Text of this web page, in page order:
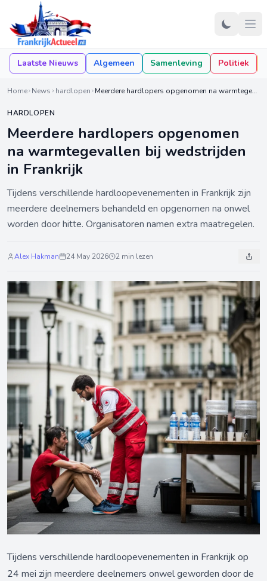
Laatste Nieuws Algemeen Samenleving Politiek
Home News hardlopen Meerdere hardlopers opgenomen na warmtegevallen bij wedstrijden in Frankrijk
HARDLOPEN
Meerdere hardlopers opgenomen
na warmtegevallen bij wedstrijden
in Frankrijk
Tijdens verschillende hardloopevenementen in Frankrijk zijn
meerdere deelnemers behandeld en opgenomen na onwel
worden door hitte. Organisatoren namen extra maatregelen.
Alex Hakman 24 May 2026 2 min lezen
Tijdens verschillende hardloopevenementen in Frankrijk op
24 mei zijn meerdere deelnemers onwel geworden door de